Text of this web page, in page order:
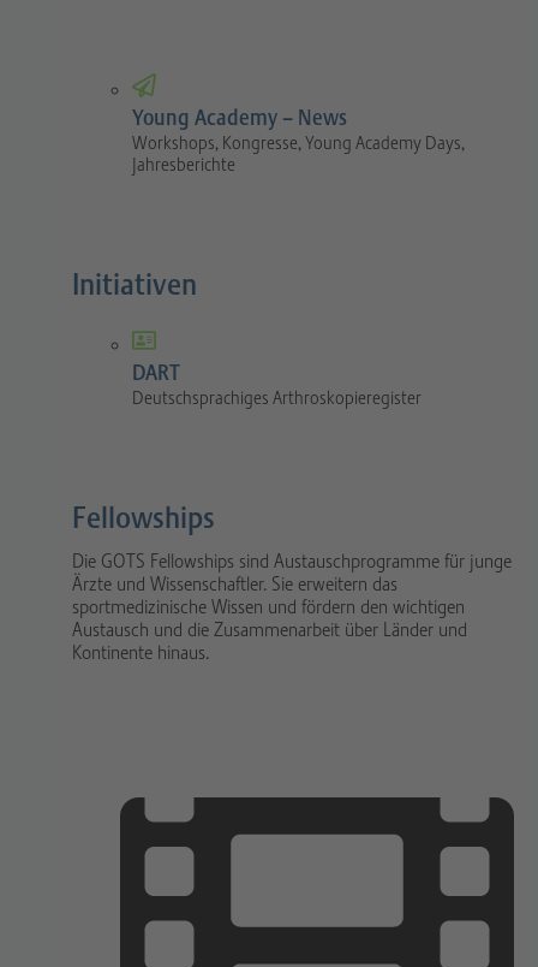
Young Academy – News
Workshops, Kongresse, Young Academy Days,
Jahresberichte
Initiativen
DART
Deutschsprachiges Arthroskopieregister
Fellowships
Die GOTS Fellowships sind Austauschprogramme für junge
Ärzte und Wissenschaftler. Sie erweitern das
sportmedizinische Wissen und fördern den wichtigen
Austausch und die Zusammenarbeit über Länder und
Kontinente hinaus.